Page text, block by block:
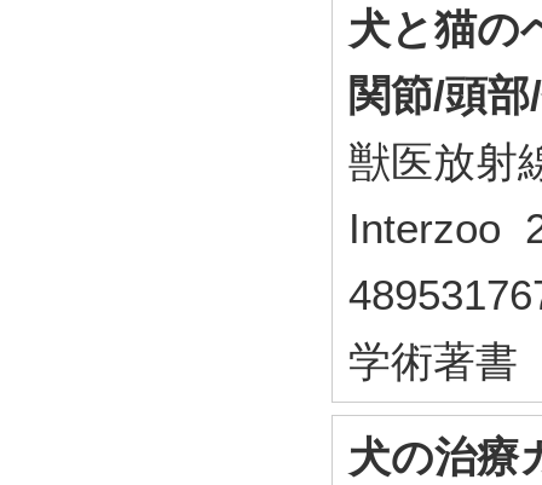
犬と猫の
関節/頭
獣医放射
Interzoo
学術著書
犬の治療